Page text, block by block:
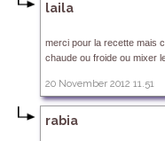
laila
merci pour la recette mais
chaude ou froide ou mixer
20 November 2012 11.51
rabia